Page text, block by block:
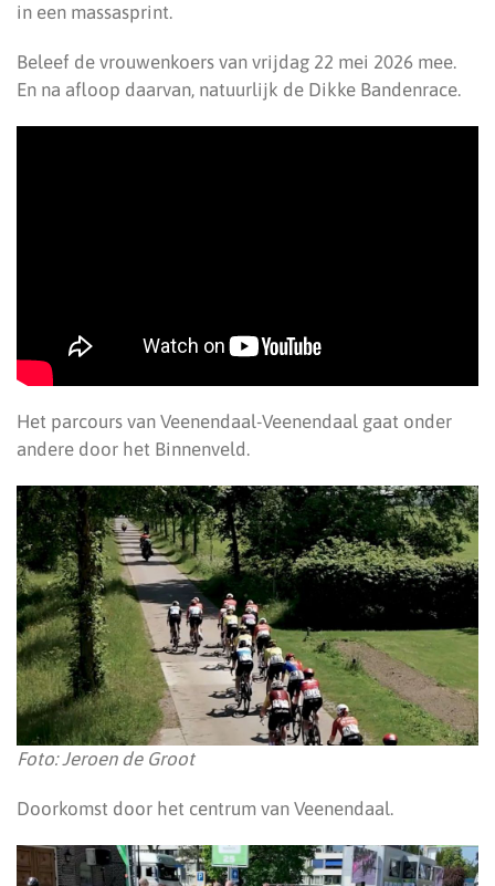
in een massasprint.
Beleef de vrouwenkoers van vrijdag 22 mei 2026 mee.
En na afloop daarvan, natuurlijk de Dikke Bandenrace.
Het parcours van Veenendaal-Veenendaal gaat onder
andere door het Binnenveld.
Foto: Jeroen de Groot
Doorkomst door het centrum van Veenendaal.